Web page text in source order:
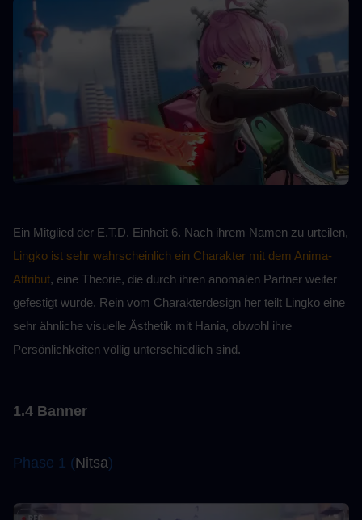
Lingko ist sehr wahrscheinlich ein Charakter mit dem Anima-
Attribut, eine Theorie, die durch ihren anomalen Partner weiter
gefestigt wurde. Rein vom Charakterdesign her teilt Lingko eine
sehr ähnliche visuelle Ästhetik mit Hania, obwohl ihre
Persönlichkeiten völlig unterschiedlich sind.
1.4 Banner
Phase 1 (Nitsa)